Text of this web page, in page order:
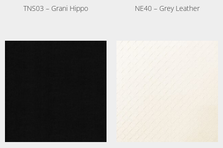
TNS03 – Grani Hippo NE40 – Grey Leather